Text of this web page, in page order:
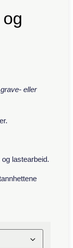
eller
lastearbeid.